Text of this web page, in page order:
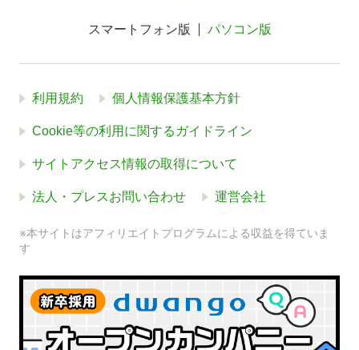
スマートフォン版 パソコン版
利用規約 個人情報保護基本方針
Cookie等の利用に関するガイドライン
サイトアクセス情報の取得について
法人・プレスお問い合わせ 運営会社
※本サイトはアフィリエイトプログラムによる収益を得ていま
す